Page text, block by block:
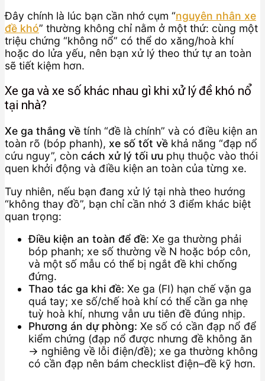
Đây chính là lúc bạn cần nhớ cụm “nguyên nhân xe
đề khó” thường không chỉ nằm ở một thứ: cùng một
triệu chứng “không nổ” có thể do xăng/hoà khí
hoặc do lửa yếu, nên bạn xử lý theo thứ tự an toàn
sẽ tiết kiệm hơn.
Xe ga và xe số khác nhau gì khi xử lý đề khó nổ
tại nhà?
Xe ga thắng về tính “đề là chính” và có điều kiện an
toàn rõ (bóp phanh), xe số tốt về khả năng “đạp nổ
cứu nguy”, còn cách xử lý tối ưu phụ thuộc vào thói
quen khởi động và điều kiện an toàn của từng xe.
Tuy nhiên, nếu bạn đang xử lý tại nhà theo hướng
“không thay đồ”, bạn chỉ cần nhớ 3 điểm khác biệt
quan trọng:
Điều kiện an toàn để đề: Xe ga thường phải
bóp phanh; xe số thường về N hoặc bóp côn,
và một số mẫu có thể bị ngắt đề khi chống
đứng.
Thao tác ga khi đề: Xe ga (FI) hạn chế vặn ga
quá tay; xe số/chế hoà khí có thể cần ga nhẹ
tuỳ hoà khí, nhưng vẫn ưu tiên đề đúng nhịp.
Phương án dự phòng: Xe số có cần đạp nổ để
kiểm chứng (đạp nổ được nhưng đề không ăn
→ nghiêng về lỗi điện/đề); xe ga thường không
có cần đạp nên bám checklist điện–đề kỹ hơn.